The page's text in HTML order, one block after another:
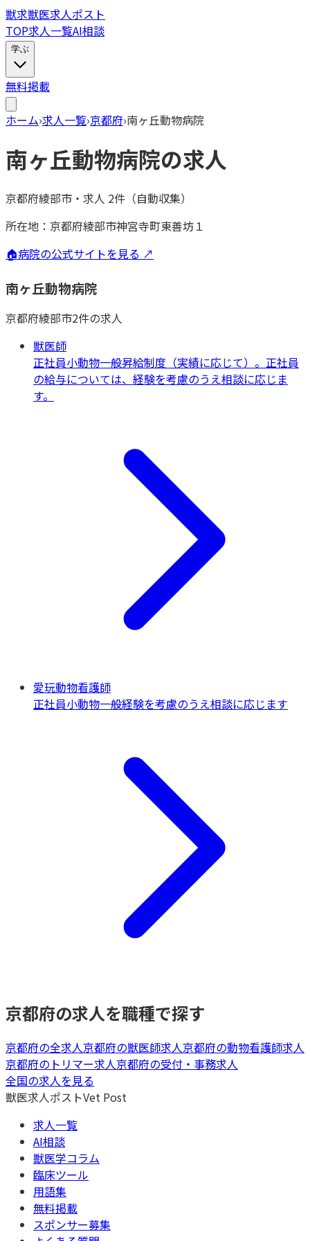
獣求獣医求人ポスト
TOP求人一覧AI相談
学ぶ
無料掲載
ホーム›求人一覧›京都府›南ヶ丘動物病院
南ヶ丘動物病院の求人
京都府綾部市 ・ 求人 2件（自動収集）
所在地： 京都府綾部市神宮寺町東善坊１
🏠病院の公式サイトを見る ↗
南ヶ丘動物病院
京都府綾部市2件の求人
獣医師
正社員小動物一般昇給制度（実績に応じて）。正社員
の給与については、経験を考慮のうえ相談に応じま
す。
愛玩動物看護師
正社員小動物一般経験を考慮のうえ相談に応じます
京都府の求人を職種で探す
京都府の全求人京都府の獣医師求人京都府の動物看護師求人
京都府の トリマー求人京都府の受付・事務求人
全国の求人を見る
獣医求人ポストVet Post
求人一覧
AI相談
獣医学コラム
臨床ツール
用語集
無料掲載
スポンサー募集